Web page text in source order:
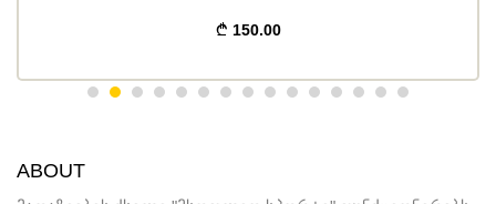
150.00
ABOUT